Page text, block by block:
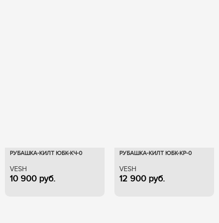
РУБАШКА-КИЛТ ЮБК-КЧ-0
VESH
10 900 руб.
РУБАШКА-КИЛТ ЮБК-КР-0
VESH
12 900 руб.